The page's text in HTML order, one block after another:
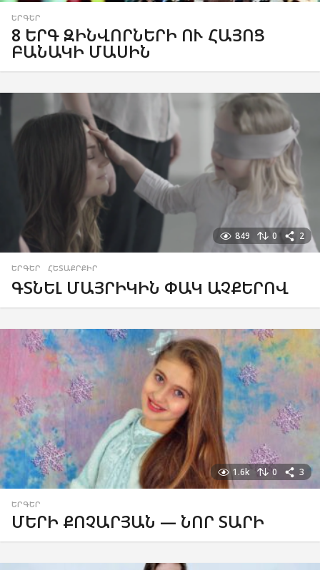
ԵՐԳԵՐ
8 ԵՐԳ ԶԻՆՎՈՐՆԵՐԻ ՈՒ ՀԱՅՈՑ
ԲԱՆԱԿԻ ՄԱՍԻՆ
849 0 2
ԵՐԳԵՐ ,ՀԵՏԱՔՐՔԻՐ
ԳՏՆԵԼ ՄԱՅՐԻԿԻՆ ՓԱԿ ԱՉՔԵՐՈՎ
1.6k 0 3
ԵՐԳԵՐ
ՄԵՐԻ ՔՈՉԱՐՅԱՆ — ՆՈՐ ՏԱՐԻ